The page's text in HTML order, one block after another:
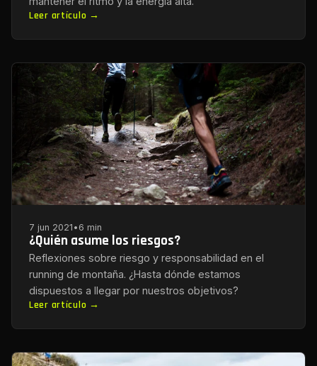
Leer artículo →
7 jun 2021 • 6 min
¿Quién asume los riesgos?
Reflexiones sobre riesgo y responsabilidad en el
running de montaña. ¿Hasta dónde estamos
dispuestos a llegar por nuestros objetivos?
Leer artículo →